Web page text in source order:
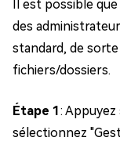
Il est possible
des
standard, de
fichiers/dossiers.
Étape 1:
sélectionnez